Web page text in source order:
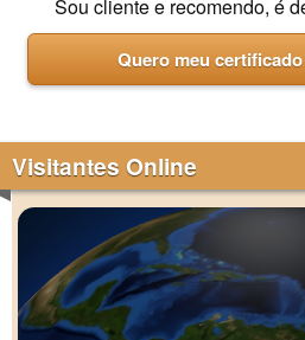
Sou cliente e recomendo, é
Quero meu
Visitantes Online